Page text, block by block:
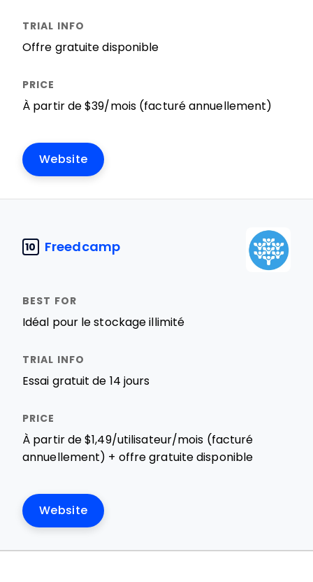
Offre gratuite disponible
À partir de $39/mois (facturé annuellement)
Website
10 Freedcamp
Idéal pour le stockage illimité
Essai gratuit de 14 jours
À partir de $1,49/utilisateur/mois (facturé
annuellement) + offre gratuite disponible
Website